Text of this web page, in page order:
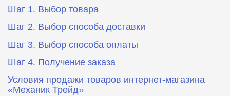
Шаг 1. Выбор товара
Шаг 2. Выбор способа доставки
Шаг 3. Выбор способа оплаты
Шаг 4. Получение заказа
Условия продажи товаров интернет-магазина
«Механик Трейд»